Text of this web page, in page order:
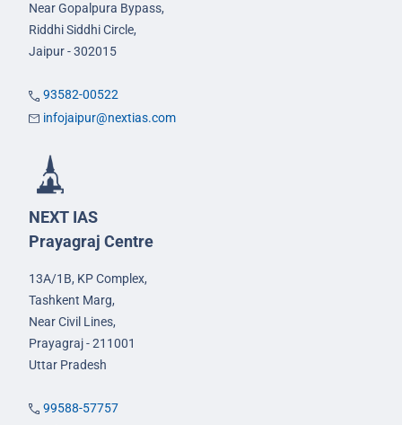
Near Gopalpura Bypass,
Riddhi Siddhi Circle,
Jaipur - 302015
93582-00522
infojaipur@nextias.com
NEXT IAS
Prayagraj Centre
13A/1B, KP Complex,
Tashkent Marg,
Near Civil Lines,
Prayagraj - 211001
Uttar Pradesh
99588-57757